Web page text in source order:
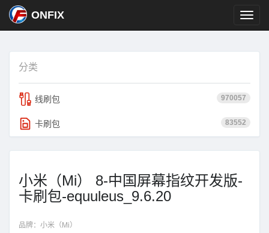
ONFIX
分类
970057
线刷包
83552
卡刷包
小米（Mi） 8-中国屏幕指纹开发版-
卡刷包-equuleus_9.6.20
品牌： 小米（Mi）